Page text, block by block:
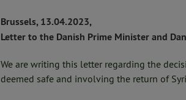
Brussels, 13.04.2023,
Letter to the Danish Prime Minister and
We are writing this letter regarding the
deemed safe and involving the return of